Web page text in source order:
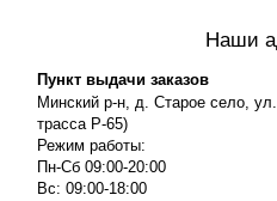
Наши
Пункт выдачи заказов
Минский р-н, д. Старое село,
трасса P-65)
Режим работы:
Пн-Сб 09:00-20:00
Вс: 09:00-18:00